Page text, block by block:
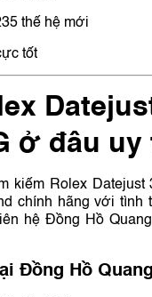
thế hệ mới
tốt
ở đâu uy
kiếm Rolex Datejust
chính hãng với tình
hệ Đồng Hồ
Đồng Hồ